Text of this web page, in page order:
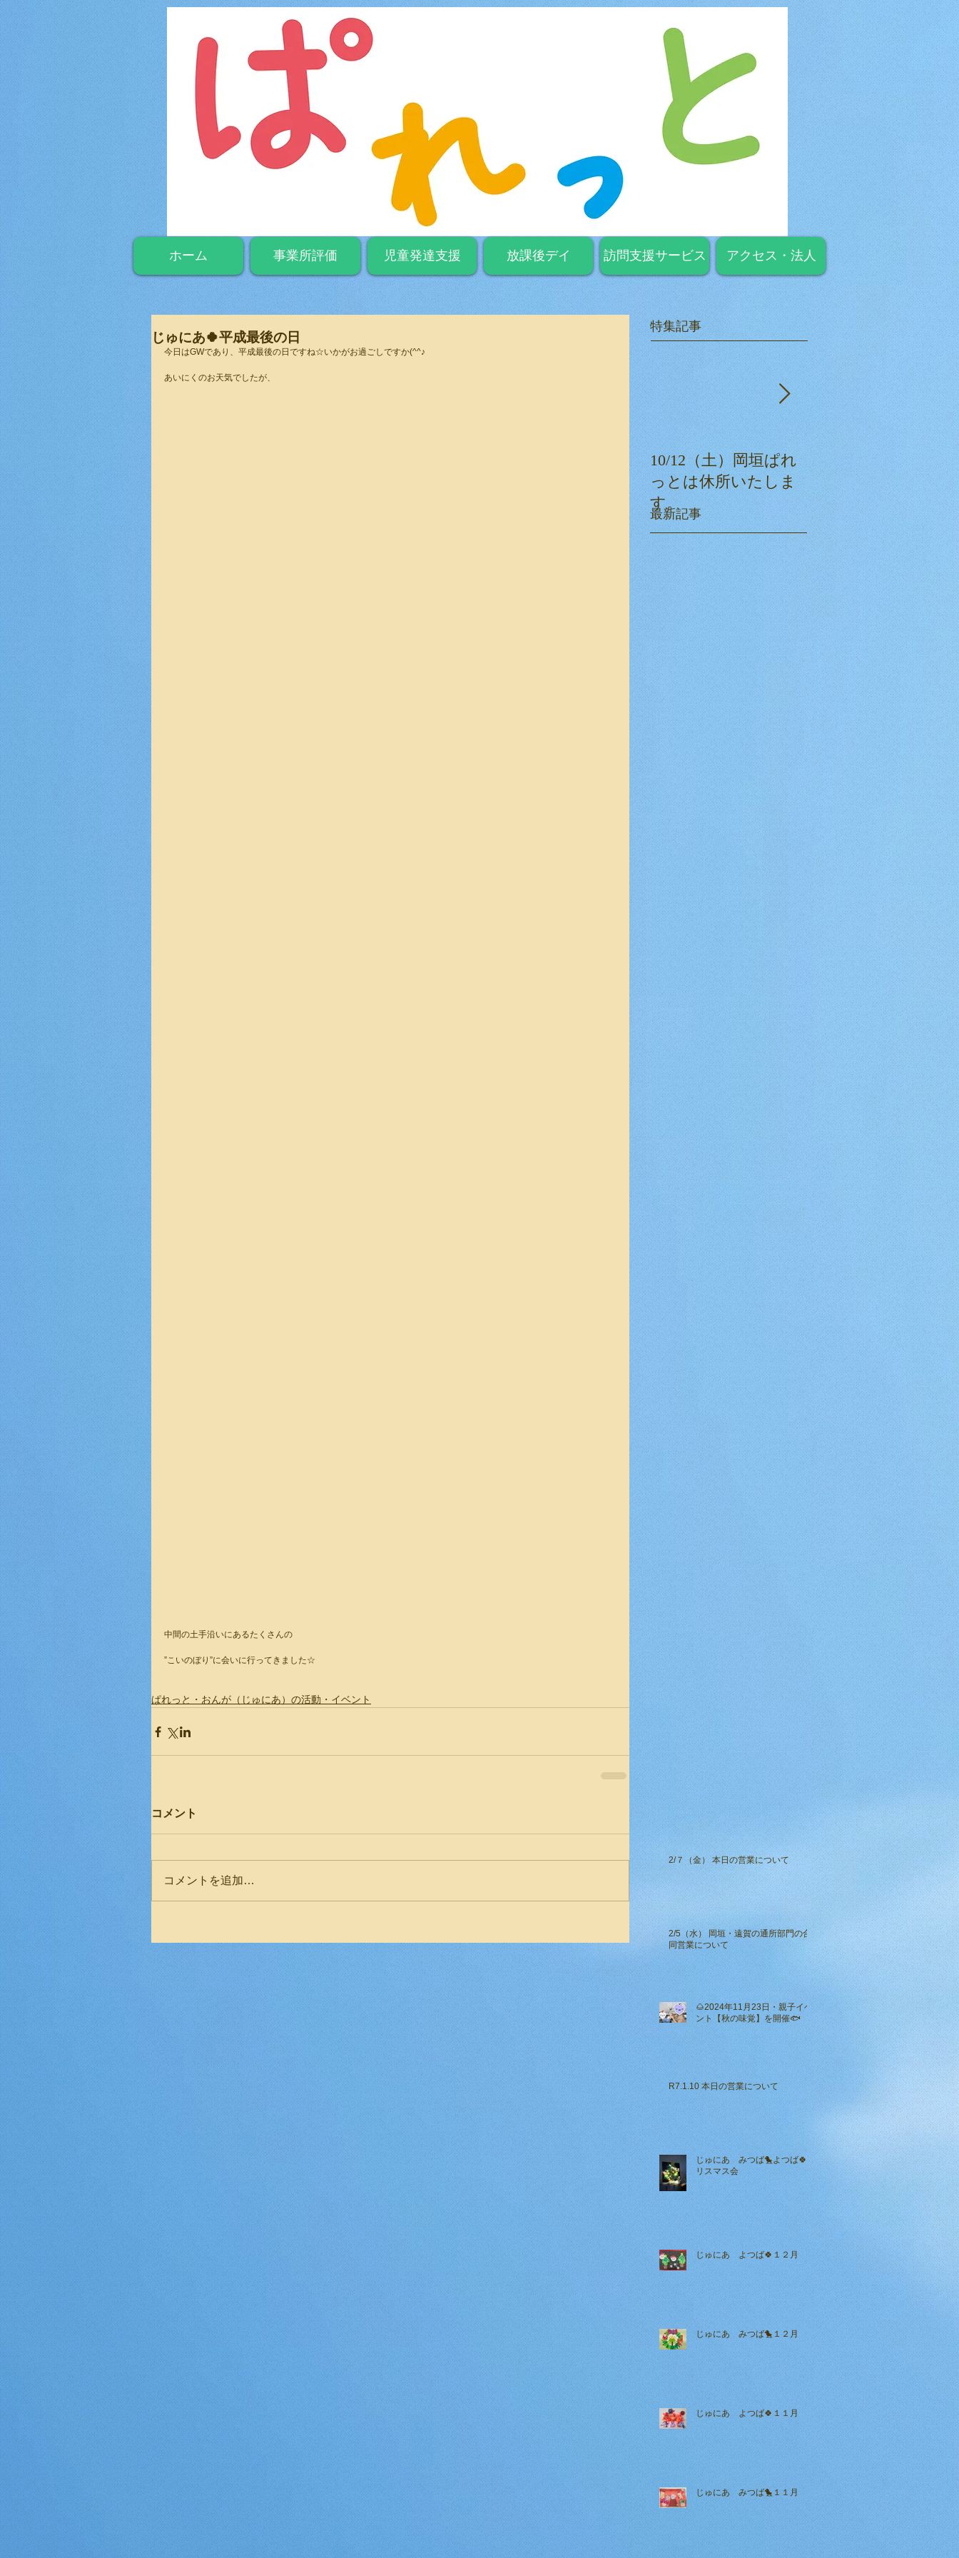
ホーム 事業所評価 児童発達支援 放課後デイ 訪問支援サービス アクセス・法人
じゅにあ🍀平成最後の日
今日はGWであり、平成最後の日ですね☆いかがお過ごしですか(^^♪
あいにくのお天気でしたが、
中間の土手沿いにあるたくさんの
”こいのぼり”に会いに行ってきました☆
ぱれっと・おんが（じゅにあ）の活動・イベント
コメント
コメントを追加…
特集記事
10/12（土）岡垣ぱれ
っとは休所いたしま
す。
ぱれっとクリスマス
会☆
最新記事
2/７（金） 本日の営業について
2/5（水） 岡垣・遠賀の通所部門の合
同営業について
🌰2024年11月23日・親子イベ
ント【秋の味覚】を開催🐟
R7.1.10 本日の営業について
じゅにあ みつば🐤よつば🍀ク
リスマス会
じゅにあ よつば🍀１２月
じゅにあ みつば🐤１２月
じゅにあ よつば🍀１１月
じゅにあ みつば🐤１１月